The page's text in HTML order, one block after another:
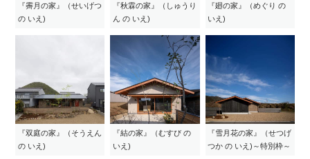
『霽月の家』（せいげつ
の いえ)
『秋霖の家』（しゅうり
ん の いえ)
『廻の家』（めぐり の
いえ)
『双庭の家』（そうえん
の いえ)
『結の家』（むすび の
いえ)
『雪月花の家』（せつげ
つか の いえ)～特別枠～